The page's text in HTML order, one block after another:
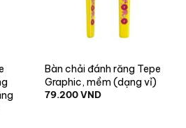
Bàn chải đánh răng Tepe
Graphic, mềm (dạng vỉ)
79.200VND